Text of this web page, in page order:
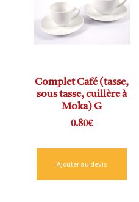
Complet Café (tasse,
sous tasse, cuillère à
Moka) G
0.80€
Ajouter au devis